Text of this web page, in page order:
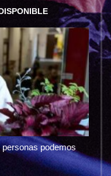
personas podemos